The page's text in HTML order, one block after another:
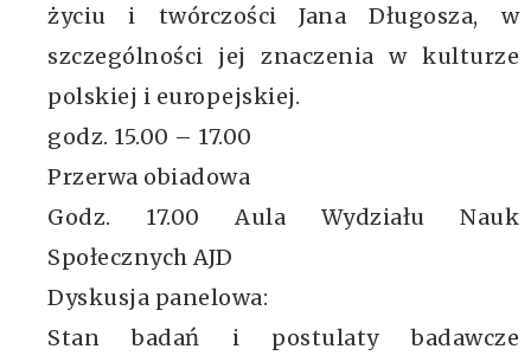
życiu i twórczości Jana Długosza, w
szczególności jej znaczenia w kulturze
polskiej i europejskiej.
godz. 15.00 – 17.00
Przerwa obiadowa
Godz. 17.00 Aula Wydziału Nauk
Społecznych AJD
Dyskusja panelowa:
Stan badań i postulaty badawcze